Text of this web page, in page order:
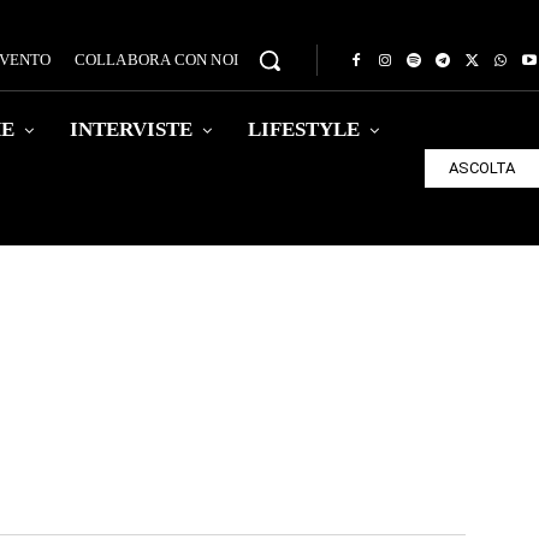
COLLABORA CON NOI
INTERVISTE LIFESTYLE
ASCOLTA